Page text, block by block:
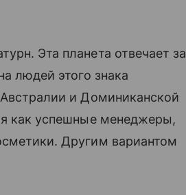
Эта планета отвечает за
людей этого знака
и Доминиканской
как успешные менеджеры,
Другим вариантом